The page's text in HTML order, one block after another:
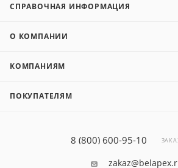
СПРАВОЧНАЯ ИНФОРМАЦИЯ
О КОМПАНИИ
КОМПАНИЯМ
ПОКУПАТЕЛЯМ
8 (800) 600-95-10